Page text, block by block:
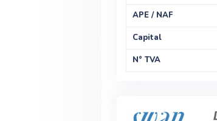
APE / NAF
Capital
N° TVA